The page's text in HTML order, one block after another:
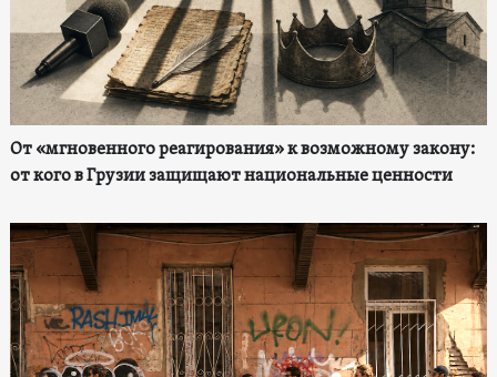
От «мгновенного реагирования» к возможному закону:
от кого в Грузии защищают национальные ценности